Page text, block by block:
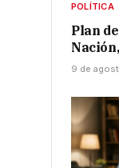
POLÍTICA
Plan
9 de